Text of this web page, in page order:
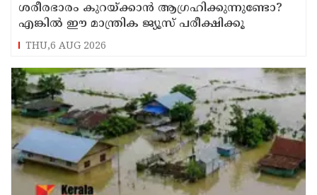
ശരീരഭാരം കുറയ്ക്കാൻ ആഗ്രഹിക്കുന്നുണ്ടോ?
എങ്കിൽ ഈ മാന്ത്രിക ജ്യൂസ് പരീക്ഷിക്കൂ
THU,6 AUG 2026